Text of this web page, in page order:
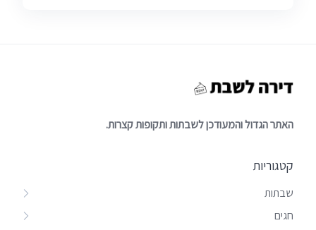
האתר הגדול והמעודכן לשבתות ותקופות קצרות.
קטגוריות
שבתות
חגים